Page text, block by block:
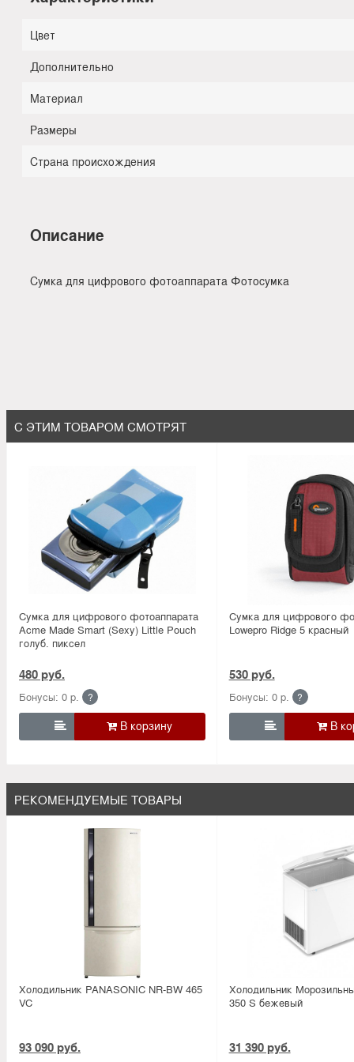
Цвет
Дополнительно
Материал
Размеры
Страна происхождения
Описание
Сумка для цифрового фотоаппарата Фотосумка
С ЭТИМ ТОВАРОМ СМОТРЯТ
Сумка для цифрового фотоаппарата
Acme Made Smart (Sexy) Little Pouch
голуб. пиксел
480 руб.
Бонусы: 0 р. ?

Сумка для цифрового
Lowepro Ridge 5 красный
530 руб.
Бонусы: 0 р. ?

РЕКОМЕНДУЕМЫЕ ТОВАРЫ
Холодильник PANASONIC NR-BW 465
VC
93 090 руб.
Холодильник
350 S бежевый
31 390 руб.